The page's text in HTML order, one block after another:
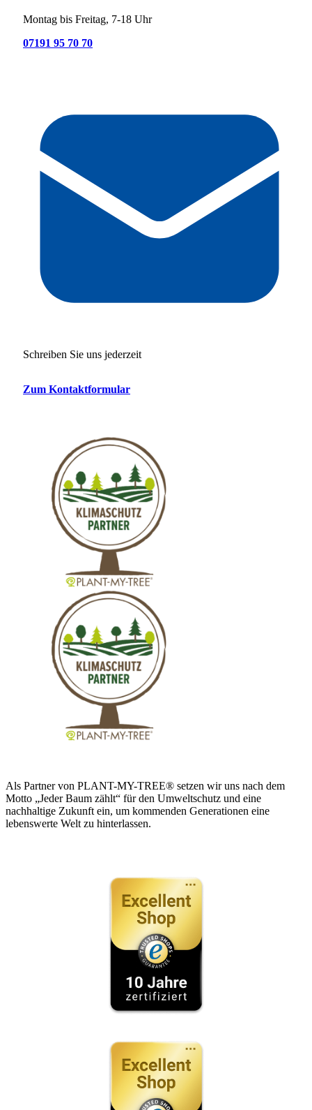
Montag bis Freitag, 7-18 Uhr
07191 95 70 70
Schreiben Sie uns jederzeit
Zum Kontaktformular
Als Partner von PLANT-MY-TREE® setzen wir uns nach dem
Motto „Jeder Baum zählt“ für den Umweltschutz und eine
nachhaltige Zukunft ein, um kommenden Generationen eine
lebenswerte Welt zu hinterlassen.